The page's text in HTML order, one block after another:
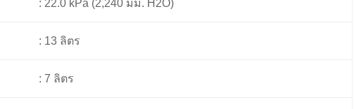
: 22.0 kPa (2,240 มม. H2O)
: 13 ลิตร
: 7 ลิตร